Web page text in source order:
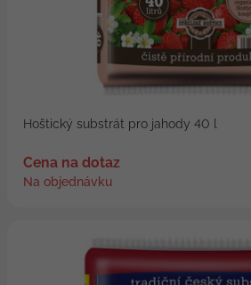
Hoštický substrát pro jahody 40 l
Cena na dotaz
Na objednávku